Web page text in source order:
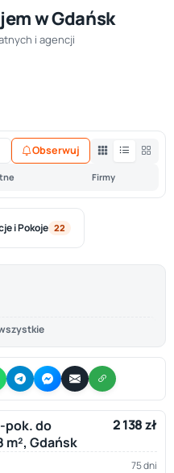
w Gdańsk
i agencji
Firmy
Obserwuj
i Pokoje 22
pok. do
Gdańsk
2 138 zł
75 dni